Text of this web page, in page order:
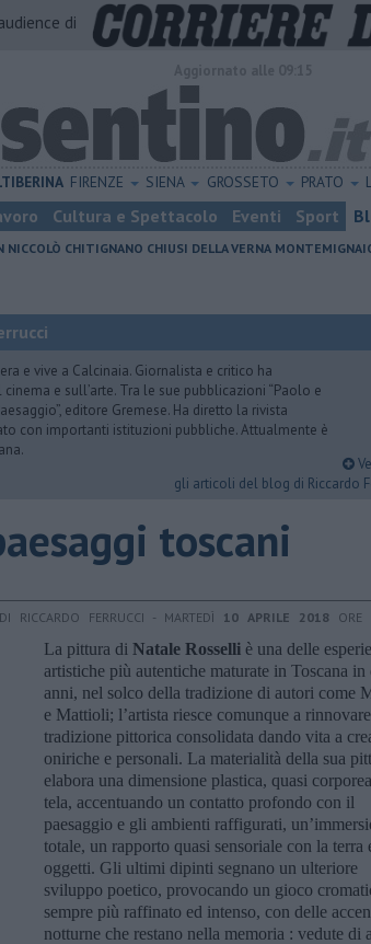
di
FIRENZE SIENA GROSSETO PRATO
Cultura e Spettacolo Eventi Sport
NICCOLÒ CHITIGNANO CHIUSI DELLA VERNA
e vive a Calcinaia. Giornalista e critico ha
e sull’arte. Tra le sue pubblicazioni “Paolo e
editore Gremese. Ha diretto la rivista
con importanti istituzioni pubbliche. Attualmente è
gli articoli del blog di Riccardo
toscani
DI RICCARDO FERRUCCI - MARTEDÌ 10 APRILE 2018 ORE
La pittura di Natale Rosselli è una delle
artistiche più autentiche maturate in Toscana in
anni, nel solco della tradizione di autori come
e Mattioli; l’artista riesce comunque a
tradizione pittorica consolidata dando vita a
oniriche e personali. La materialità della sua
elabora una dimensione plastica, quasi
tela, accentuando un contatto profondo con il
paesaggio e gli ambienti raffigurati,
totale, un rapporto quasi sensoriale con la terra
oggetti. Gli ultimi dipinti segnano un ulteriore
sviluppo poetico, provocando un gioco
sempre più raffinato ed intenso, con delle
notturne che restano nella memoria : vedute di